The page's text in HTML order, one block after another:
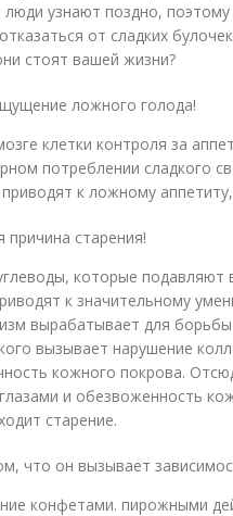
узнают поздно,
от сладких
стоят вашей жизни?
ложного голода!
клетки контроля за
потреблении сладкого
к ложному
причина старения!
которые
к значительному
вырабатывает для
вызывает нарушение
кожного покрова.
и обезвоженность
старение.
что он вызывает
конфетами. пирожными